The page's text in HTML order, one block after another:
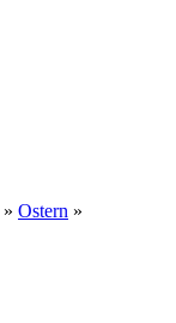
» Ostern »